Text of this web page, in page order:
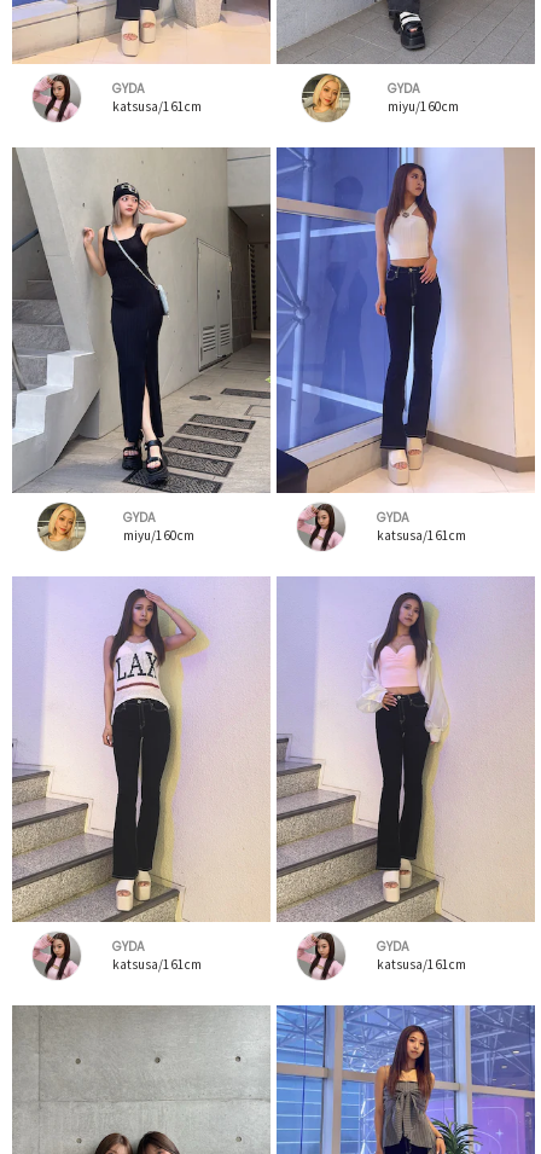
GYDA
katsusa/161cm
GYDA
miyu/160cm
GYDA
miyu/160cm
GYDA
katsusa/161cm
GYDA
katsusa/161cm
GYDA
katsusa/161cm